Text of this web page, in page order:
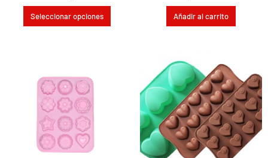
Seleccionar opciones Añadir al carrito